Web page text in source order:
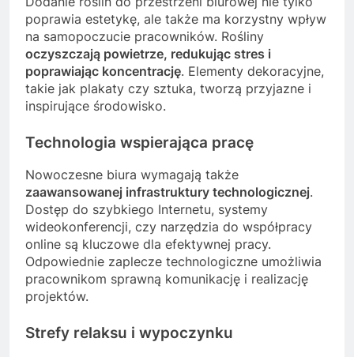
poprawia estetykę, ale także ma korzystny wpływ
na samopoczucie pracowników. Rośliny
oczyszczają powietrze, redukując stres i
poprawiając koncentrację. Elementy dekoracyjne,
takie jak plakaty czy sztuka, tworzą przyjazne i
inspirujące środowisko.
Technologia wspierająca pracę
Nowoczesne biura wymagają także
zaawansowanej infrastruktury technologicznej.
Dostęp do szybkiego Internetu, systemy
wideokonferencji, czy narzędzia do współpracy
online są kluczowe dla efektywnej pracy.
Odpowiednie zaplecze technologiczne umożliwia
pracownikom sprawną komunikację i realizację
projektów.
Strefy relaksu i wypoczynku